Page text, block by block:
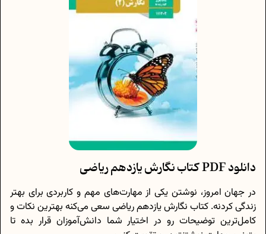
دانلود PDF کتاب نگارش یازدهم ریاضی
در جهان امروز، نوشتن یکی از مهارت‌های مهم و کاربردی برای بهتر
زندگی کردنه. کتاب نگارش یازدهم ریاضی سعی می‌کنه بهترین نکات و
کامل‌ترین توضیحات رو در اختیار شما دانش‌آموزان قرار بده تا